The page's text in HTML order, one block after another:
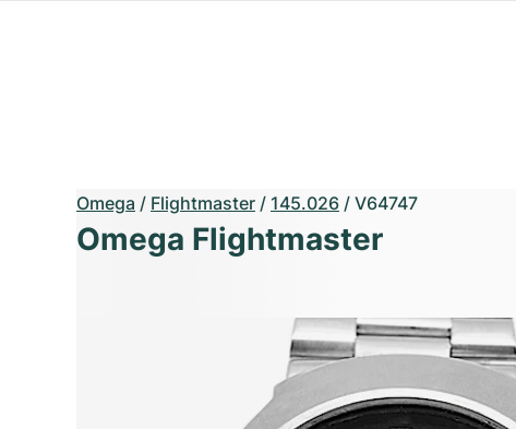
Omega / Flightmaster / 145.026 / V64747
Omega Flightmaster